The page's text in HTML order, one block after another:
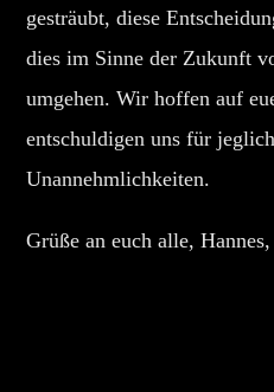
gesträubt, diese
dies im Sinne der Zukunft
umgehen. Wir hoffen auf
entschuldigen uns für
Unannehmlichkeiten.
Grüße an euch alle,